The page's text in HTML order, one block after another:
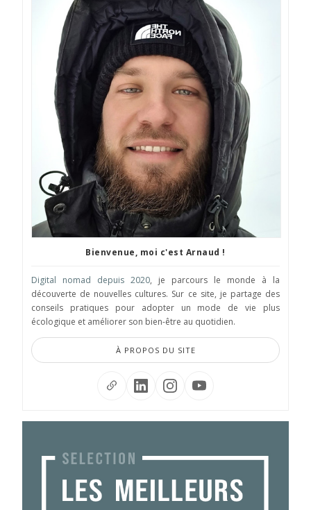
Bienvenue, moi c'est Arnaud !
Digital nomad depuis 2020, je parcours le monde à la
découverte de nouvelles cultures. Sur ce site, je partage des
conseils pratiques pour adopter un mode de vie plus
écologique et améliorer son bien-être au quotidien.
À PROPOS DU SITE